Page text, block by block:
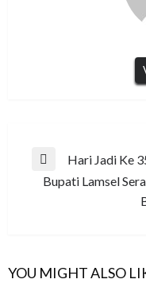
Navigasi
pos
Previous
Post
Hari Jadi Ke
Bupati Lamsel
YOU MIGHT ALSO